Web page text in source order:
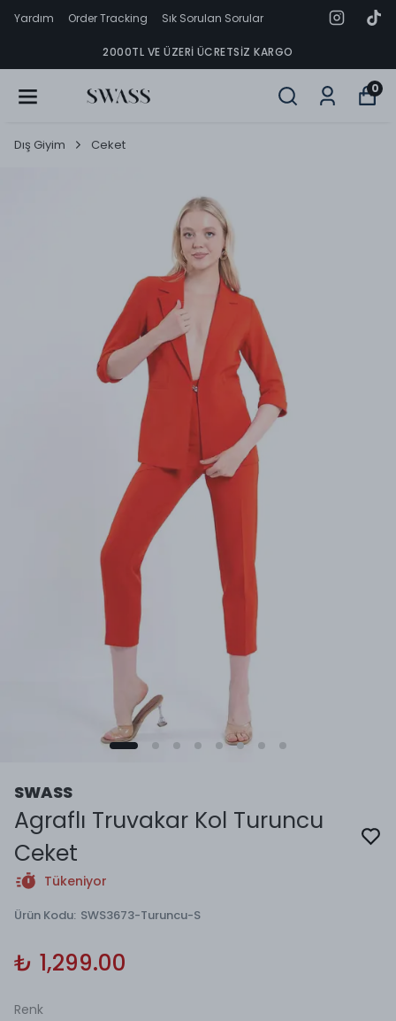
Yardım Order Tracking Sık Sorulan Sorular
2000TL VE ÜZERI ÜCRETSIZ KARGO
0
Dış Giyim Ceket
SWASS
Agraflı Truvakar Kol Turuncu
Ceket
Tükeniyor
Ürün Kodu: SWS3673-Turuncu-S
₺ 1,299.00
Renk